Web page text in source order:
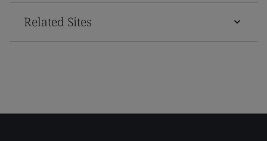
Related Sites